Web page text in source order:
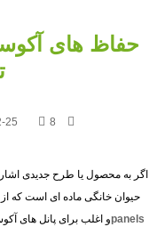
حفاظ های
25 8
اگر به محصول یا طرح جدیدی
حیوان خانگی ماده ای است که
panelsو اغلب برای پانل های